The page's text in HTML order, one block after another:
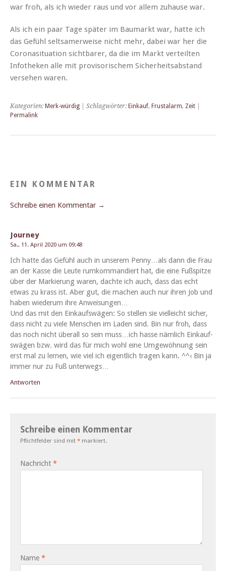
war froh, als ich wieder raus und vor allem zuhause war.
Als ich ein paar Tage später im Bau­markt war, hat­te ich
das Gefühl selt­samer­weise nicht mehr, dabei war her die
Coro­n­a­sit­u­a­tion sicht­bar­er, da die im Markt verteil­ten
Infotheken alle mit pro­vi­sorischem Sicher­heitsab­stand
verse­hen waren.
Kategorien: Merk-würdig | Schlagwörter: Einkauf, Frustalarm, Zeit
Permalink
EIN KOMMENTAR
Schreibe einen Kommentar →
Journey
Sa., 11. April 2020 um 09:48
Ich hat­te das Gefühl auch in unserem Penny…als dann die Frau
an der Kasse die Leute rumkom­mandiert hat, die eine Fußspitze
über der Markierung waren, dachte ich auch, dass das echt
etwas zu krass ist. Aber gut, die machen auch nur ihren Job und
haben wiederum ihre Anweisungen…
Und das mit den Einkauf­swä­gen: So stellen sie vielle­icht sich­er,
dass nicht zu viele Men­schen im Laden sind. Bin nur froh, dass
das noch nicht über­all so sein muss…ich has­se näm­lich Einkauf­
swä­gen bzw. wird das für mich wohl eine Umgewöh­nung sein
erst mal zu ler­nen, wie viel ich eigentlich tra­gen kann. ^^‹ Bin ja
immer nur zu Fuß unterwegs…
Antworten
Schreibe einen Kommentar
Pflichtfelder sind mit * markiert.
Nachricht *
Name *